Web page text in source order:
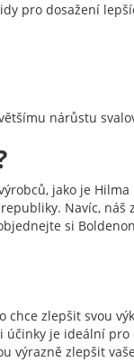
pro dosažení
nárůstu
jako je Hilma
Navíc, náš
si
chce zlepšit svou
účinky je ideální
výrazně zlepšit